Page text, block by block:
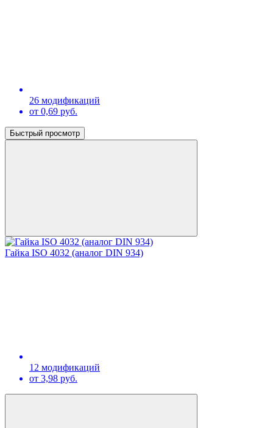
26 модификаций
от 0,69 руб.
Быстрый просмотр
Гайка ISO 4032 (аналог DIN 934)
12 модификаций
от 3,98 руб.